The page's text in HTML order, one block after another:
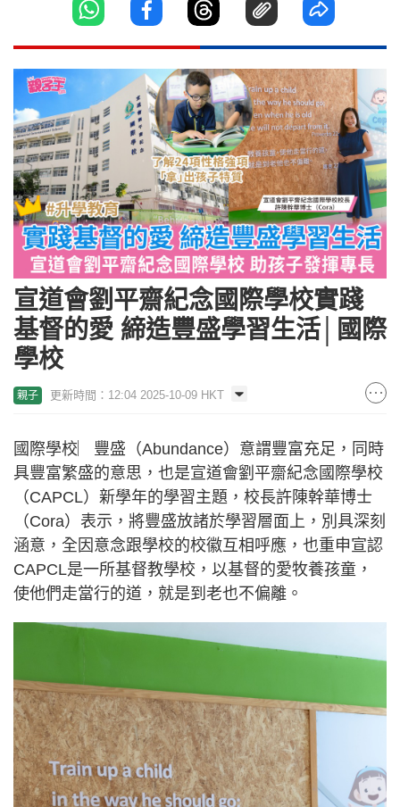
宣道會劉平齋紀念國際學校實踐
基督的愛 締造豐盛學習生活│國際
學校
親子 更新時間：12:04 2025-10-09 HKT
國際學校︳豐盛（Abundance）意謂豐富充足，同時
具豐富繁盛的意思，也是宣道會劉平齋紀念國際學校
（CAPCL）新學年的學習主題，校長許陳幹華博士
（Cora）表示，將豐盛放諸於學習層面上，別具深刻
涵意，全因意念跟學校的校徽互相呼應，也重申宣認
CAPCL是一所基督教學校，以基督的愛牧養孩童，
使他們走當行的道，就是到老也不偏離。